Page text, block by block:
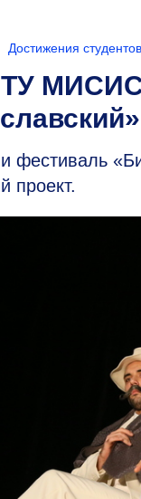
Достижения студентов
МИСИС
проект.